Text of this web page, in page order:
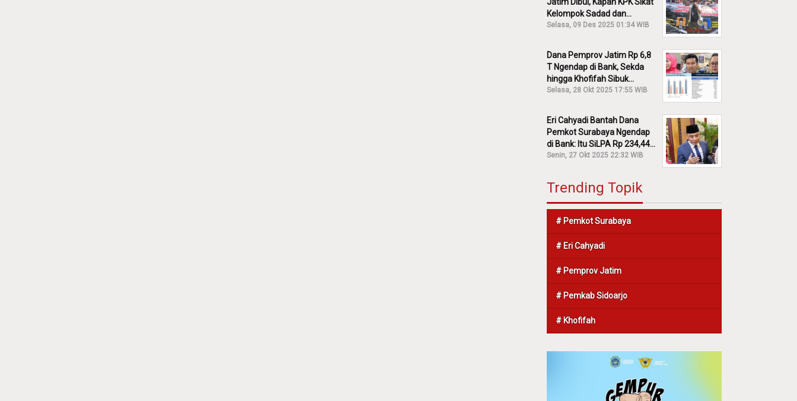
Kelompok Sadad dan
Iskandar?
Selasa, 09 Des 2025 01:34 WIB
Dana Pemprov Jatim Rp 6,8
T Ngendap di Bank, Sekda
hingga Khofifah Sibuk
Membantah!
Selasa, 28 Okt 2025 17:55 WIB
Eri Cahyadi Bantah Dana
Pemkot Surabaya Ngendap
di Bank: Itu SiLPA Rp 234,44
M!
Senin, 27 Okt 2025 22:32 WIB
Trending Topik
# Pemkot Surabaya
# Eri Cahyadi
# Pemprov Jatim
# Pemkab Sidoarjo
# Khofifah